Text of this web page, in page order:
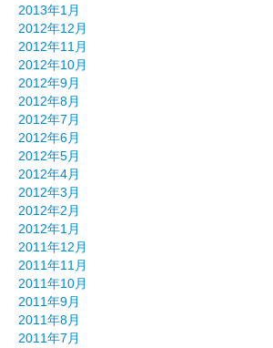
2013年1月
2012年12月
2012年11月
2012年10月
2012年9月
2012年8月
2012年7月
2012年6月
2012年5月
2012年4月
2012年3月
2012年2月
2012年1月
2011年12月
2011年11月
2011年10月
2011年9月
2011年8月
2011年7月